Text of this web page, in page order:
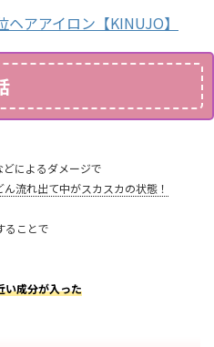
アアイロン【KINUJO】
によるダメージで
流れ出て中がスカスカの状態！
ることで
い成分が入った